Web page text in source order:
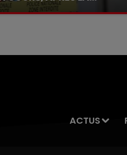
éléments, le logement
ACTUS